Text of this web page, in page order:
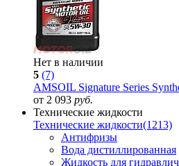
Нет в наличии
5 (7)
AMSOIL Signature Series
от 2 093 руб.
Технические жидкости
Технические жидкости(1213)
Антифризы
Вода дистиллированная
Жидкость для